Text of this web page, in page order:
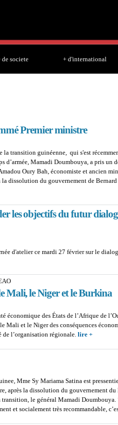
de societe + d'international
Premier ministre
la transition guinéenne, qui s'est
d’armée, Mamadi Doumbouya, a pris un
Oury Bah, économiste et ancien
dissolution du gouvernement de
les objectifs du futur
d'atelier ce mardi 27 février sur le
Mali, le Niger et le Burkina
économique des États de l’Afrique de
Mali et le Niger des conséquences
de l’organisation régionale.lire +
le Mali,
Mme Sy Mariama Satina est
après la dissolution du gouvernement
transition, le général Mamadi
et socialement très recommandable,